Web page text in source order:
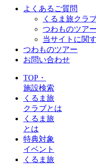
よくあるご質問
くるま旅クラ
つわものツア
当サイトに関
つわものツアー
お問い合わせ
TOP・
施設検索
くるま旅
クラブとは
くるま旅
とは
特典対象
イベント
くるま旅